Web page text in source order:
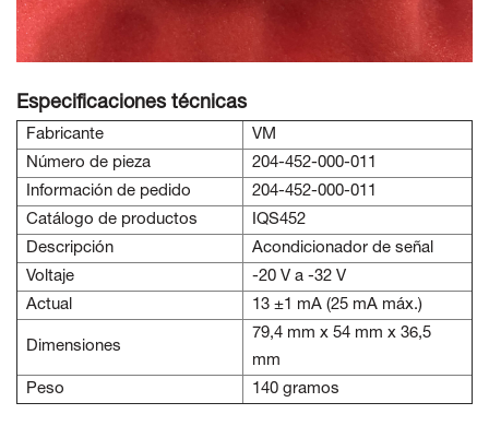
Especificaciones técnicas
Fabricante
VM
Número de pieza
204-452-000-011
Información de pedido
204-452-000-011
Catálogo de productos
IQS452
Descripción
Acondicionador de señal
Voltaje
-20 V a -32 V
Actual
13 ±1 mA (25 mA máx.)
Dimensiones
79,4 mm x 54 mm x 36,5
mm
Peso
140 gramos